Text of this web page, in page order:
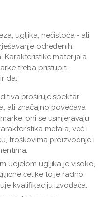
ugljika, nečistoća - ali
određenih,
Karakteristike materijala
treba pristupiti
da:
proširuje spektar
ali značajno povećava
oni se usmjeravaju
metala, već i
troškovima proizvodnje i
udjelom ugljika je visoko,
čelike to je radno
kvalifikaciju izvođača.